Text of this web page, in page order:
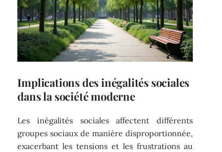
Implications des inégalités sociales
dans la société moderne
Les inégalités sociales affectent différents
groupes sociaux de manière disproportionnée,
exacerbant les tensions et les frustrations au